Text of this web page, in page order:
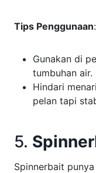
Tips Penggunaan:
Gunakan di
tumbuhan air.
Hindari
pelan tapi
5.
Spinnerbait